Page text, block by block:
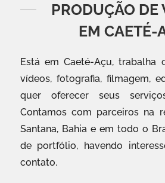
PRODUÇÃO DE
EM CAETÉ-
Está em Caeté-Açu, trabalha
vídeos, fotografia, filmagem,
quer oferecer seus
Contamos com parceiros na
Santana, Bahia e em todo o
de portfólio, havendo
contato.